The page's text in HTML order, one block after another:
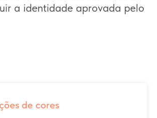
a identidade aprovada pelo
de cores